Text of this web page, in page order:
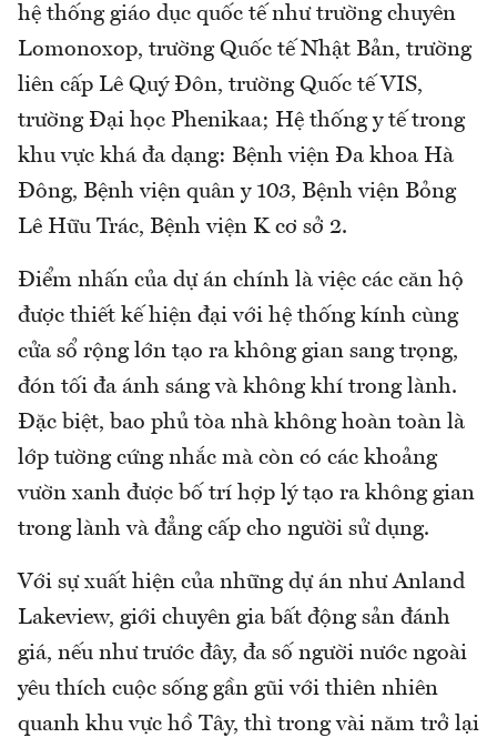
hệ thống giáo dục quốc tế như trường chuyên
Lomonoxop, trường Quốc tế Nhật Bản, trường
liên cấp Lê Quý Đôn, trường Quốc tế VIS,
trường Đại học Phenikaa; Hệ thống y tế trong
khu vực khá đa dạng: Bệnh viện Đa khoa Hà
Đông, Bệnh viện quân y 103, Bệnh viện Bỏng
Lê Hữu Trác, Bệnh viện K cơ sở 2.
Điểm nhấn của dự án chính là việc các căn hộ
được thiết kế hiện đại với hệ thống kính cùng
cửa sổ rộng lớn tạo ra không gian sang trọng,
đón tối đa ánh sáng và không khí trong lành.
Đặc biệt, bao phủ tòa nhà không hoàn toàn là
lớp tường cứng nhắc mà còn có các khoảng
vườn xanh được bố trí hợp lý tạo ra không gian
trong lành và đẳng cấp cho người sử dụng.
Với sự xuất hiện của những dự án như Anland
Lakeview, giới chuyên gia bất động sản đánh
giá, nếu như trước đây, đa số người nước ngoài
yêu thích cuộc sống gần gũi với thiên nhiên
quanh khu vực hồ Tây, thì trong vài năm trở lại